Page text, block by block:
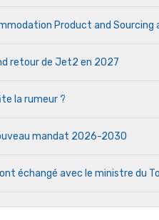
Product and Sourcing
retour de Jet2 en 2027
la rumeur ?
mandat 2026-2030
échangé avec le ministre du